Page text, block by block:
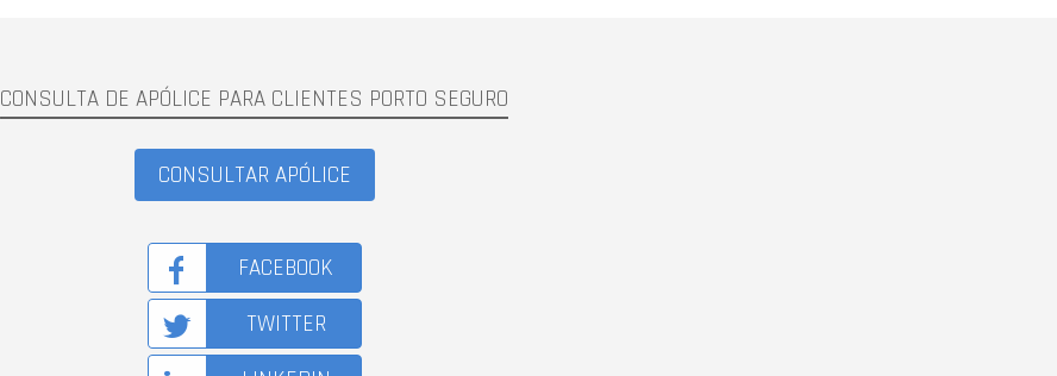
CONSULTA DE APÓLICE PARA CLIENTES PORTO SEGURO
CONSULTAR APÓLICE
FACEBOOK
TWITTER